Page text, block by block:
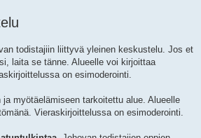
todistajiin liittyvä yleinen keskustelu. Jos et
laita se tänne. Alueelle voi kirjoittaa
on esimoderointi.
ja myötäelämiseen tarkoitettu alue. Alueelle
Vieraskirjoittelussa on esimoderointi.